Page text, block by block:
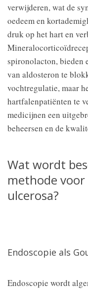
verwijderen, wat de
oedeem en
druk op het hart en
spironolacton, bieden
van aldosteron te
vochtregulatie, maar
hartfalenpatiënten te
medicijnen een
beheersen en de
Wat wordt
methode voor
ulcerosa?
Endoscopie als
Endoscopie wordt